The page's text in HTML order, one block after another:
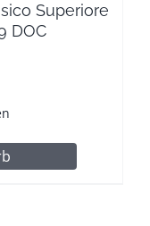
Superiore
DOC